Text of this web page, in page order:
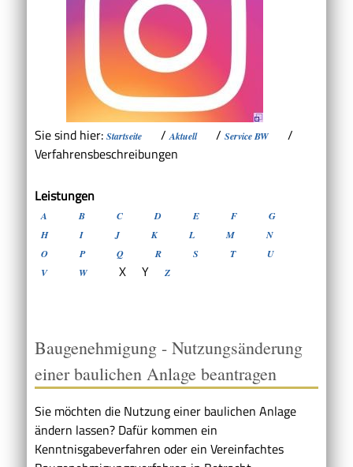
Sie sind hier: Startseite /Aktuell / Service BW
/
Verfahrensbeschreibungen
Leistungen
A B C D E F
G
H
I J K L M
N
O
P Q R S T
U
V
W X Y Z
Baugenehmigung - Nutzungsänderung
einer baulichen Anlage beantragen
Sie möchten die Nutzung einer baulichen Anlage
ändern lassen? Dafür kommen ein
Kenntnisgabeverfahren oder ein Vereinfachtes